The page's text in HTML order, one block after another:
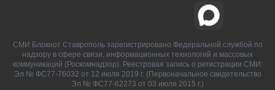
СМИ Блокнот Ставрополь зарегистрировано Федеральной службой по
надзору в сфере связи, информационных технологий и массовых
коммуникаций (Роскомнадзор). Реестровая запись о регистрации СМИ:
Эл № ФС77-76032 от 12 июля 2019 г. (Первоначальное свидетельство
Эл № ФС77-62273 от 03 июля 2015 г.)